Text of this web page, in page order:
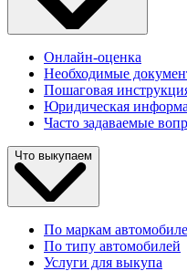
Онлайн-оценка
Необходимые
Пошаговая
Юридическая
Часто задаваемые
Что выкупаем
По маркам
По типу автомобилей
Услуги для выкупа